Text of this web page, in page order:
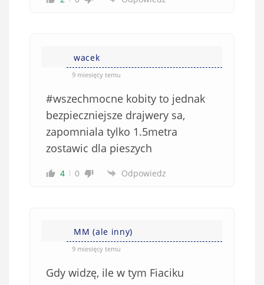
wacek
9 miesięcy temu
#wszechmocne kobity to jednak
bezpieczniejsze drajwery sa,
zapomniala tylko 1.5metra
zostawic dla pieszych
4 0 Odpowiedz
MM (ale inny)
9 miesięcy temu
Gdy widzę, ile w tym Fiaciku